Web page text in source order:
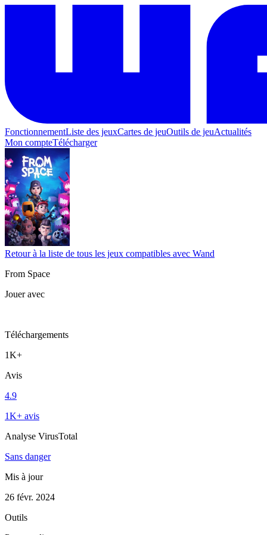
FonctionnementListe des jeuxCartes de jeuOutils de jeuActualités
Mon compteTélécharger
Retour à la liste de tous les jeux compatibles avec Wand
From Space
Jouer avec
Téléchargements
1K+
Avis
4.9
1K+ avis
Analyse VirusTotal
Sans danger
Mis à jour
26 févr. 2024
Outils